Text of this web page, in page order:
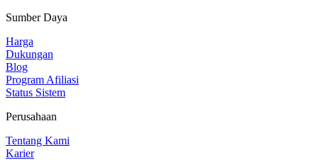
Sumber Daya
Harga
Dukungan
Blog
Program Afiliasi
Status Sistem
Perusahaan
Tentang Kami
Karier